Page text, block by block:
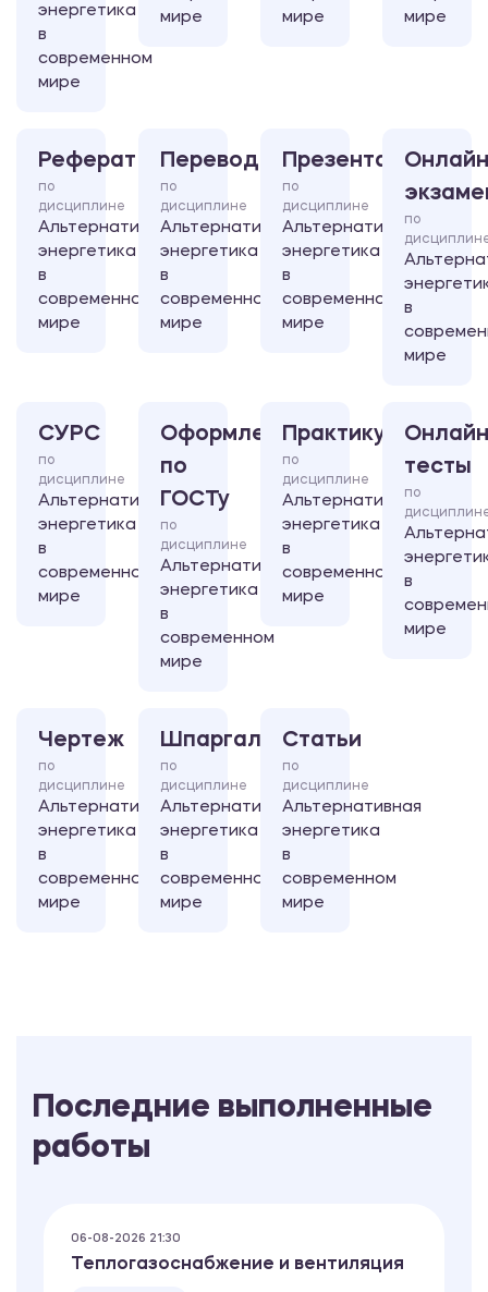
энергетика
в
современном
мире
мире
мире
мире
Реферат
по
дисциплине
Альтернативная
энергетика
в
современном
мире
Перевод
по
дисциплине
Альтернативная
энергетика
в
современном
мире
Презентация
по
дисциплине
Альтернативная
энергетика
в
современном
мире
по
в
мире
СУРС
по
дисциплине
Альтернативная
энергетика
в
современном
мире
Оформление
по
ГОСТу
по
дисциплине
Альтернативная
энергетика
в
современном
мире
Практикум
по
дисциплине
Альтернативная
энергетика
в
современном
мире
тесты
по
в
мире
Чертеж
по
дисциплине
Альтернативная
энергетика
в
современном
мире
Шпаргалка
по
дисциплине
Альтернативная
энергетика
в
современном
мире
Статьи
по
дисциплине
Альтернативная
энергетика
в
современном
мире
Последние выполненные
работы
06-08-2026 21:30
Теплогазоснабжение и вентиляция